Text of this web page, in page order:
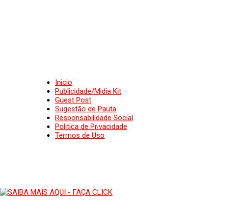
Inicio
Publicidade/Midia Kit
Guest Post
Sugestão de Pauta
Responsabilidade Social
Politica de Privacidade
Termos de Uso